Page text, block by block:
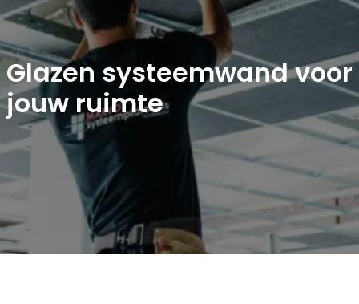
Glazen systeemwand voor
jouw ruimte